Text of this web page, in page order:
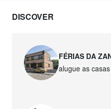
DISCOVER
FÉRIAS DA
alugue as